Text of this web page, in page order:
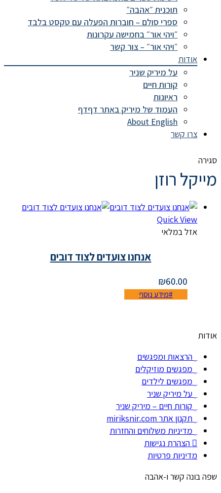
תוכנית ״אהבה״
ספרי סולם – חוברות הפעלה עם טקסט בלבד
״ויהי אור״ בחמישה עקרונות
״ויהי אור״ – צור קשר
אודות
על מיריק שניר
קורות חיים
ראיונות
העמוד של מיריק באתר דףדף
About English
צרו קשר
סגירה
מייקל רוזן
Quick View
אזל במלאי
אנחנו צועדים לצוד דובים
₪60.00
מידע נוסף
אודות
הרצאות ומפגשים
מפגשים מוזיקלים
מפגשים לילדים
על מיריק שניר
קורות חיים – מיריק שניר
תקנון אתר miriksnir.com
מדיניות משלוחים והחזרות
הצהרת נגישות
מדיניות פרטיות
שפה בונה קשר ו-אהבה